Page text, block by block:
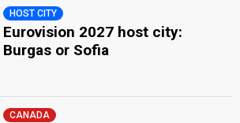
HOST CITY
Eurovision 2027 host city:
Burgas or Sofia
CANADA